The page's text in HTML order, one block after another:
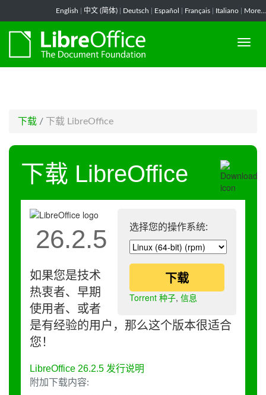
English 中文 (简体) Deutsch Español Français Italiano More...
下载 / 下载 LibreOffice
下载 LibreOffice
选择您的操作系统:
下载
Torrent 种子, 信息
26.2.5
如果您是技术
热衷者、早期
使用者、或者
是有经验的用户，那么这个版本很适合
您！
LibreOffice 26.2.5 发行说明
附加下载内容: